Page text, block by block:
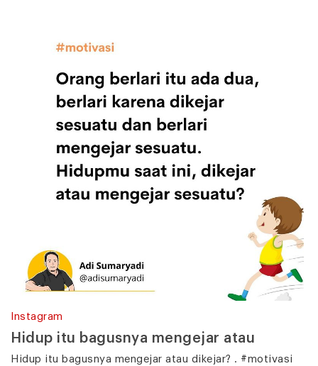
Instagram
Hidup itu bagusnya mengejar atau
Hidup itu bagusnya mengejar atau dikejar? . #motivasi